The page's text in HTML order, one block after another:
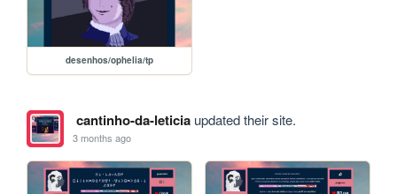
desenhos/ophelia/tp
cantinho-da-leticiaupdated their site.
3 months ago